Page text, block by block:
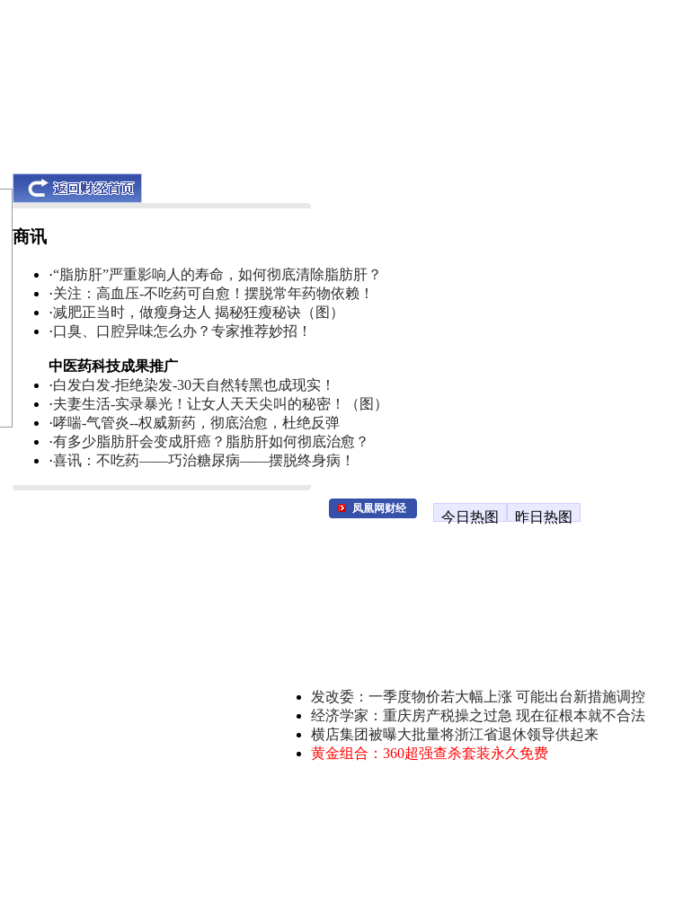
商讯
·“脂肪肝”严重影响人的寿命，如何彻底清除脂肪肝？
·关注：高血压-不吃药可自愈！摆脱常年药物依赖！
·减肥正当时，做瘦身达人 揭秘狂瘦秘诀（图）
·口臭、口腔异味怎么办？专家推荐妙招！
中医药科技成果推广
·白发白发-拒绝染发-30天自然转黑也成现实！
·夫妻生活-实录暴光！让女人天天尖叫的秘密！（图）
·哮喘-气管炎--权威新药，彻底治愈，杜绝反弹
·有多少脂肪肝会变成肝癌？脂肪肝如何彻底治愈？
·喜讯：不吃药——巧治糖尿病——摆脱终身病！
凤凰网财经
今日热图 昨日热图
发改委：一季度物价若大幅上涨 可能出台新措施调控
经济学家：重庆房产税操之过急 现在征根本就不合法
横店集团被曝大批量将浙江省退休领导供起来
黄金组合：360超强查杀套装永久免费